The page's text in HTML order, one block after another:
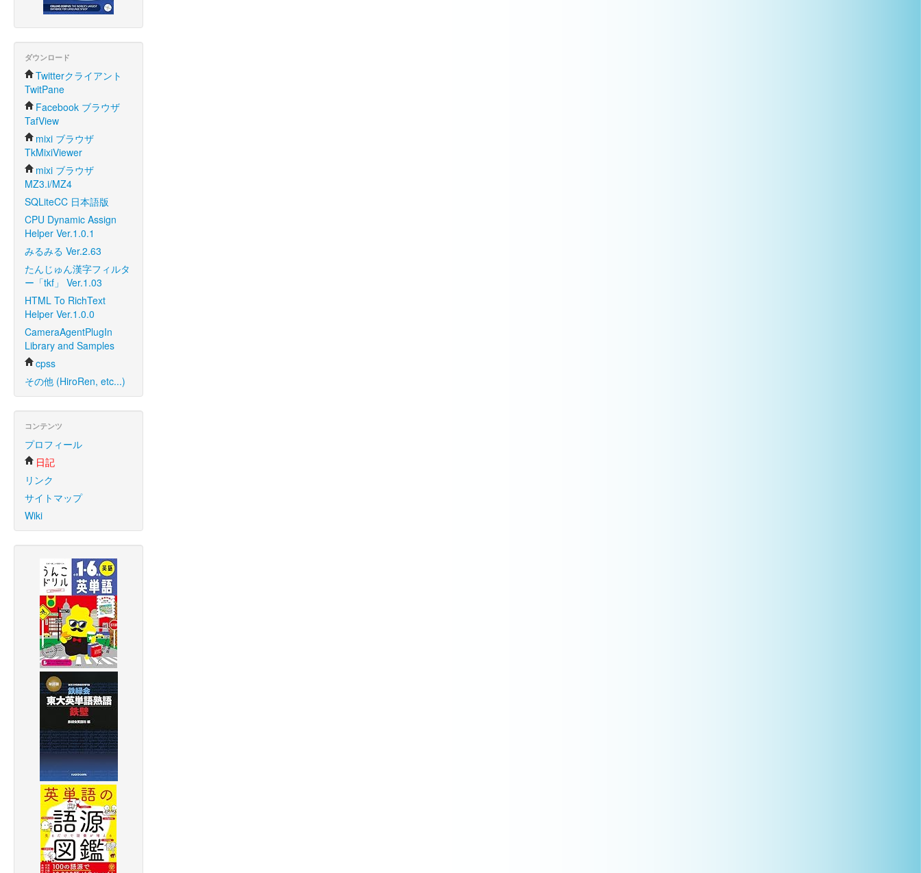
ダウンロード
Twitterクライアント
TwitPane
Facebook ブラウザ
TafView
mixi ブラウザ
TkMixiViewer
mixi ブラウザ
MZ3.i/MZ4
SQLiteCC 日本語版
CPU Dynamic Assign
Helper Ver.1.0.1
みるみる Ver.2.63
たんじゅん漢字フィルタ
ー「tkf」 Ver.1.03
HTML To RichText
Helper Ver.1.0.0
CameraAgentPlugIn
Library and Samples
cpss
その他 (HiroRen, etc...)
コンテンツ
プロフィール
日記
リンク
サイトマップ
Wiki